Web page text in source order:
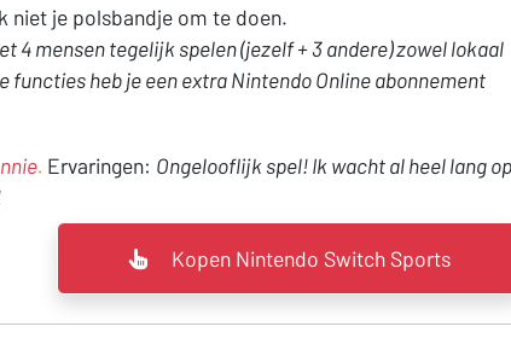
niet je polsbandje om te doen.
4 mensen tegelijk spelen (jezelf + 3 andere) zowel lokaal
functies heb je een extra Nintendo Online abonnement
. Ervaringen: Ongelooflijk spel! Ik wacht al heel lang
Kopen Nintendo Switch Sports